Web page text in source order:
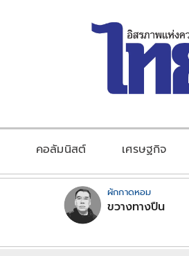
คอลัมนิสต์ เศรษฐกิจ
ผักกาดหอม
ขวางทางปืน